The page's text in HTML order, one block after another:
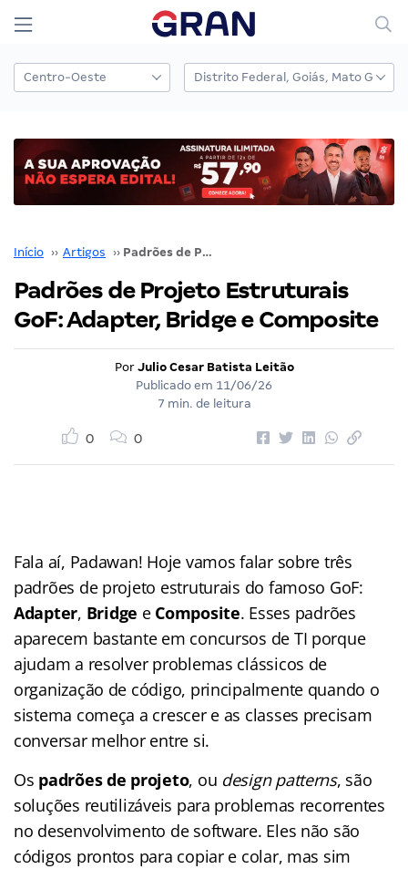
Início ›› Artigos ›› Padrões de Projeto Estruturais GoF: Adapter, Bridge e Composite
Padrões de Projeto Estruturais
GoF: Adapter, Bridge e Composite
Por Julio Cesar Batista Leitão
Publicado em 11/06/26
7 min. de leitura
0 0
Fala aí, Padawan! Hoje vamos falar sobre três
padrões de projeto estruturais do famoso GoF:
Adapter, Bridge e Composite. Esses padrões
aparecem bastante em concursos de TI porque
ajudam a resolver problemas clássicos de
organização de código, principalmente quando o
sistema começa a crescer e as classes precisam
conversar melhor entre si.
Os padrões de projeto, ou design patterns, são
soluções reutilizáveis para problemas recorrentes
no desenvolvimento de software. Eles não são
códigos prontos para copiar e colar, mas sim